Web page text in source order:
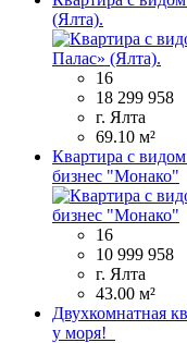
(Ялта).
16
18 299 958
г. Ялта
69.10 м²
Квартира с
бизнес "Монако"
16
10 999 958
г. Ялта
43.00 м²
Двухкомнатная
у моря!